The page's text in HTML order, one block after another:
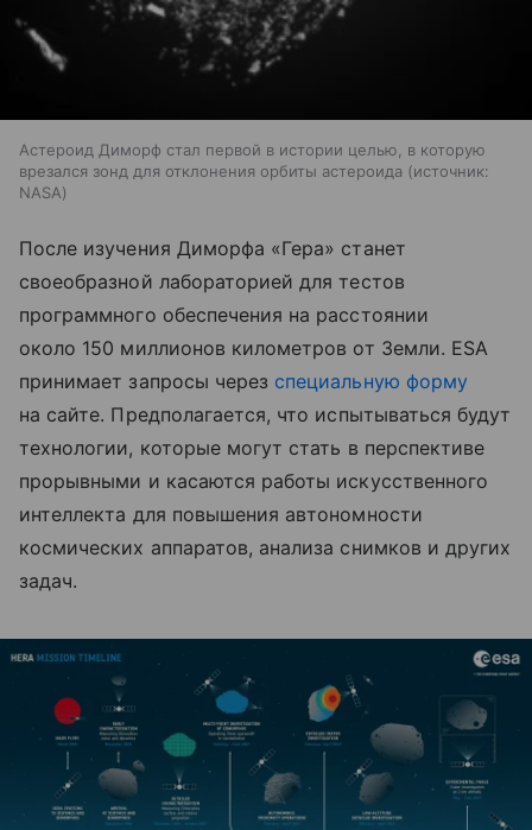
Астероид Диморф стал первой в истории целью, в которую
врезался зонд для отклонения орбиты астероида
источник:
NASA
После изучения Диморфа «Гера» станет
своеобразной лабораторией для тестов
программного обеспечения на расстоянии
около 150 миллионов километров от Земли. ESA
принимает запросы через специальную форму
на сайте. Предполагается, что испытываться будут
технологии, которые могут стать в перспективе
прорывными и касаются работы искусственного
интеллекта для повышения автономности
космических аппаратов, анализа снимков и других
задач.